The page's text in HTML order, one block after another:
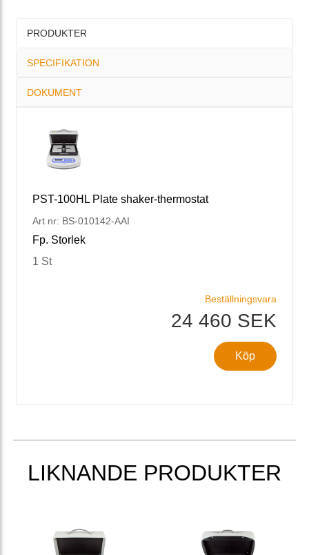
PRODUKTER
SPECIFIKATION
DOKUMENT
PST-100HL Plate shaker-thermostat
Art nr: BS-010142-AAI
Fp. Storlek
1 St
Beställningsvara
24 460 SEK
Köp
LIKNANDE PRODUKTER